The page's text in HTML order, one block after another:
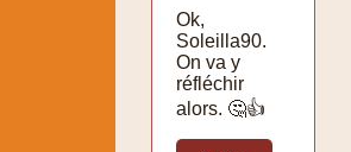
Ok,
Soleilla90.
On va y
réfléchir
alors. 🤔👍